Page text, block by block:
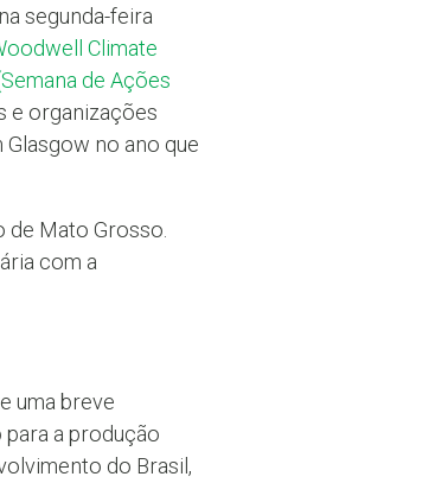
segunda-feira
Climate
de Ações
e organizações
no ano que
de Mato Grosso.
com a
uma breve
a produção
do Brasil,